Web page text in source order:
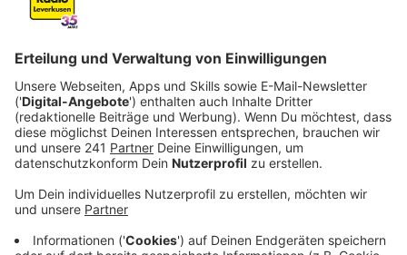
Anzeige
Mit Wärmebild-Drohnen haben die Jäger die Rehkitze
in den Feldern ausfindig gemacht. Die eine Hälfte von
ihnen mussten sie einfangen und dann woanders
aussetzen. Die anderen 28 Tiere waren so groß, dass
sie direkt aus dem Feld verscheucht wurden. Das
erklärt uns die Jägerschaft im Interview.